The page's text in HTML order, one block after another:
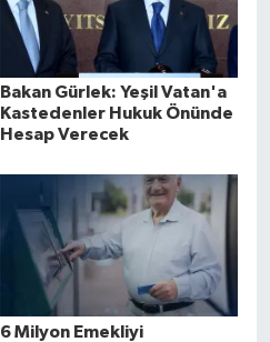
Bakan Gürlek: Yeşil Vatan'a
Kastedenler Hukuk Önünde
Hesap Verecek
6 Milyon Emekliyi